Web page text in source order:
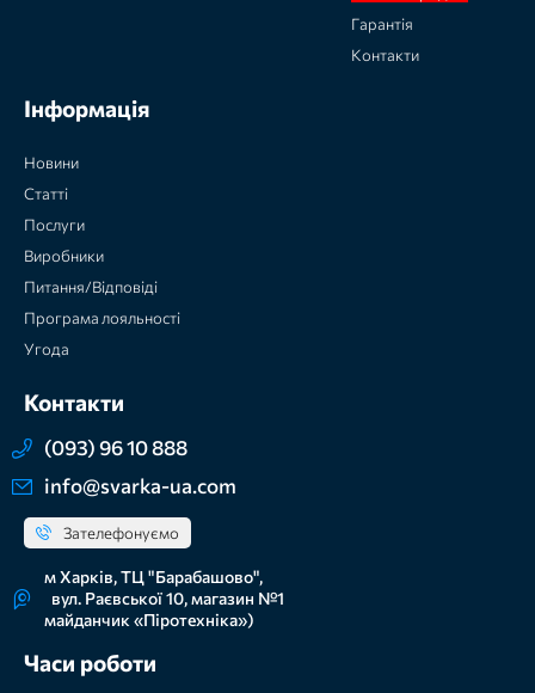
Гарантія
Контакти
Інформація
Новини
Статті
Послуги
Виробники
Питання/Відповіді
Програма лояльності
Угода
Контакти
(093) 96 10 888
info@svarka-ua.com
Зателефонуємо
м Харків, ТЦ "Барабашово",
вул. Раєвської 10, магазин №1
майданчик «Піротехніка»)
Часи роботи